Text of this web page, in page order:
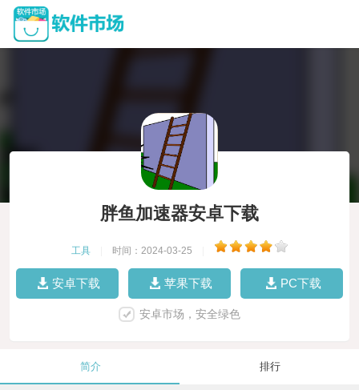
胖鱼加速器安卓下载
工具 时间：2024-03-25
安卓下载 苹果下载 PC下载
安卓市场，安全绿色
简介 排行